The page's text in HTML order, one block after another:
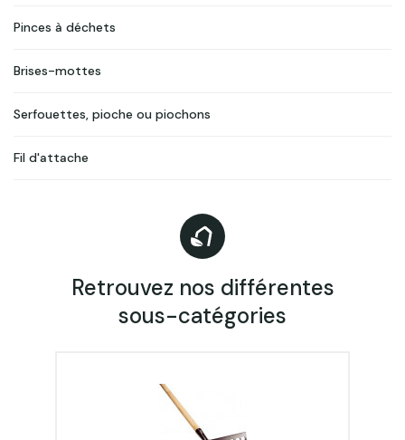
Pinces à déchets
Brises-mottes
Serfouettes, pioche ou piochons
Fil d'attache
Retrouvez nos différentes
sous-catégories